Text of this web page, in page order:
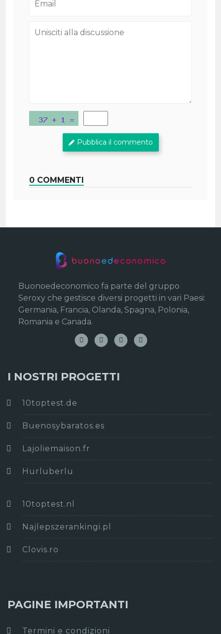
Pubblica il commento
0 COMMENTI
Buonoedeconomico fa parte del gruppo
Seroxy che gestisce diversi progetti in vari Paesi:
Germania, Francia, Olanda, Spagna, Polonia,
Romania e Canada.
I NOSTRI PROGETTI
10toptest.de
Buenosybaratos.es
Lajoliemaison.fr
Hurluberlu
10toptest.nl
Najlepszerankingi.pl
Clovis.ro
PAGINE IMPORTANTI
Termini e condizioni